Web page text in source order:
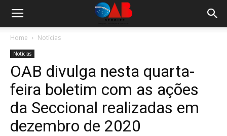
Home Notícias
Notícias
OAB divulga nesta quarta-
feira boletim com as ações
da Seccional realizadas em
dezembro de 2020